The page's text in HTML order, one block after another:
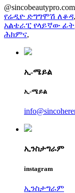
@sincobeautypro.com
የሬዲዮ ድግግሞሽ ለቆዳ,
አልቴራፒ የላይኛው ፊት
ሕክምና,
ኢ-ሜይል
ኢ-ሜይል
ኢንስታግራም
instagram
ኢንስታግራም